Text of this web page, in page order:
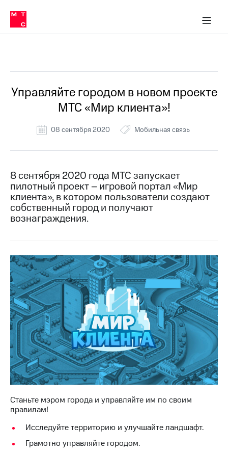
связь
Сервисы и подписки
30% на связь
кабинеты
Мобильная
и
Спутниковое
МТС
Деньги
номер
в МТС
Тарифы
Услуги
Роуминг
Семейная
группа
Заказать
SIM-
карту
Оформить
eSIM
SIM-
карта
иностранцев
чистый
номер
в МТС
Услуги
приложение
Мой
МТС
Акции
Скидка 30%
Тарифы
RED,
РИИЛ
и МТС
Супер
дешевле
при
оплате
с карты
МТС
Деньги
Выберите
и подключите
с выгодным
тарифом
Управляйте городом в новом проекте
МТС «Мир клиента»!
08 сентября 2020 Мобильная связь
8 сентября 2020 года МТС запускает
пилотный проект – игровой портал «Мир
клиента», в котором пользователи создают
собственный город и получают
вознаграждения.
Станьте мэром города и управляйте им по своим
правилам!
Исследуйте территорию и улучшайте ландшафт.
Грамотно управляйте городом.